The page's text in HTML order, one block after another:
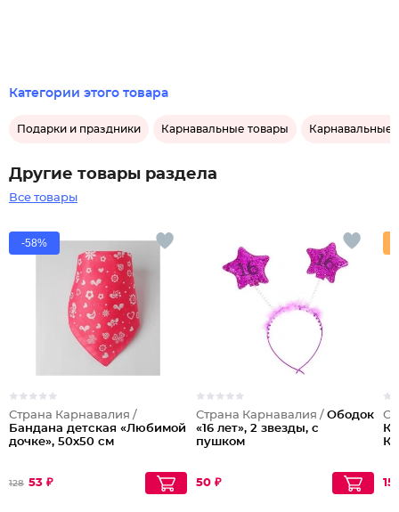
Категории этого товара
Подарки и праздники Карнавальные товары Карнавальные
Другие товары раздела
Все товары
-58%
Страна Карнавалия /
Бандана детская «Любимой
дочке», 50х50 см
128 53 ₽
Страна Карнавалия / Ободок
«16 лет», 2 звезды, с
пушком
50 ₽